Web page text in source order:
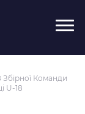
Команди
U-18